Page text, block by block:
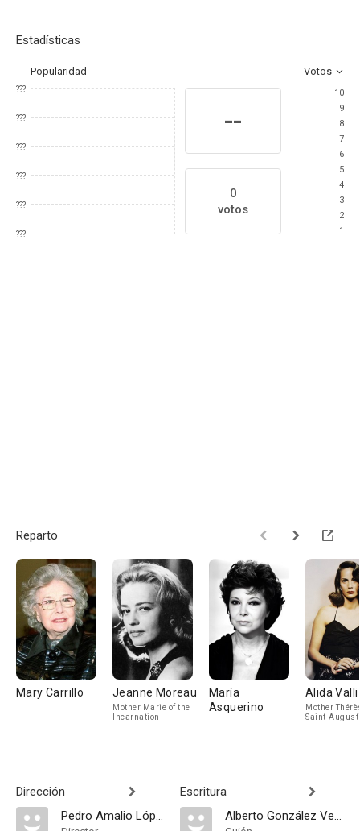
Estadísticas
Popularidad Votos
???
???
???
???
???
???
--
0
votos
10
9
8
7
6
5
4
3
2
1
Reparto
Mary Carrillo Jeanne Moreau
Mother Marie of the
Incarnation
María
Asquerino
Alida Valli
Mother
Saint-
Dirección
Pedro Amalio López
Escritura
Alberto González Vergel